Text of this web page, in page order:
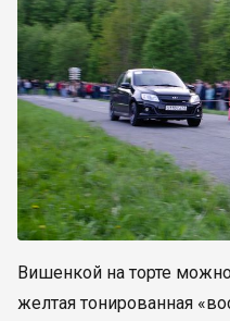
Вишенкой на торте
желтая тонированная